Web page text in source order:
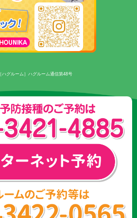
［ハグルーム］ハグルーム通信第48号